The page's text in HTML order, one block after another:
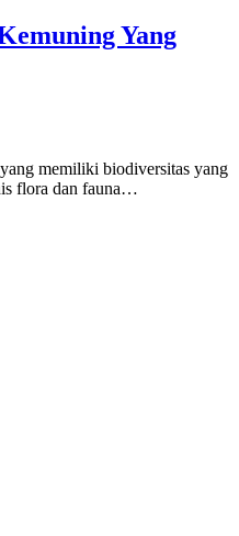
Yang
memiliki biodiversitas yang
flora dan fauna…